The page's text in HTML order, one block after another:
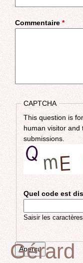
Commentaire *
CAPTCHA
This question is
human visitor and
submissions.
Quel code est
Saisir les
Gérard